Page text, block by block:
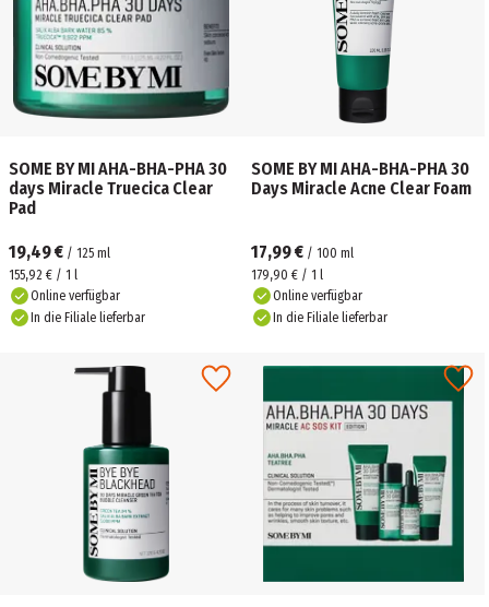
SOME BY MI AHA-BHA-PHA 30
days Miracle Truecica Clear
Pad
19,49 € / 125 ml
155,92 € / 1 l
Online verfügbar
In die Filiale lieferbar
SOME BY MI AHA-BHA-PHA 30
Days Miracle Acne Clear Foam
17,99 € / 100 ml
179,90 € / 1 l
Online verfügbar
In die Filiale lieferbar